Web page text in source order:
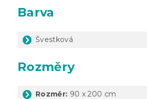
Barva
Švestková
Rozměry
Rozměr: 90 x 200 cm